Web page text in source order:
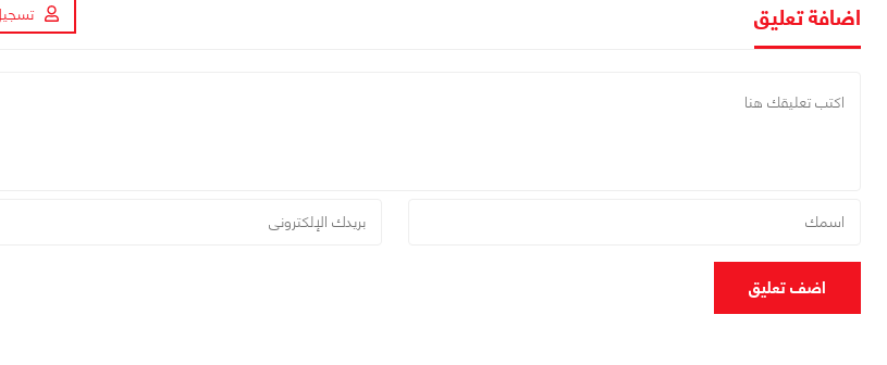
اضافة تعليق
اضف تعليق